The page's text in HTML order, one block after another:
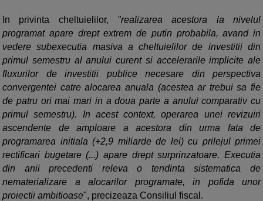
In privinta cheltuielilor, "realizarea acestora la nivelul
programat apare drept extrem de putin probabila, avand in
vedere subexecutia masiva a cheltuielilor de investitii din
primul semestru al anului curent si accelerarile implicite ale
fluxurilor de investitii publice necesare din perspectiva
convergentei catre alocarea anuala (acestea ar trebui sa fie
de patru ori mai mari in a doua parte a anului comparativ cu
primul semestru). In acest context, operarea unei revizuiri
ascendente de amploare a acestora din urma fata de
programarea initiala (+2,9 miliarde de lei) cu prilejul primei
rectificari bugetare (...) apare drept surprinzatoare. Executia
din anii precedenti releva o tendinta sistematica de
nematerializare a alocarilor programate, in pofida unor
proiectii ambitioase", precizeaza Consiliul fiscal.